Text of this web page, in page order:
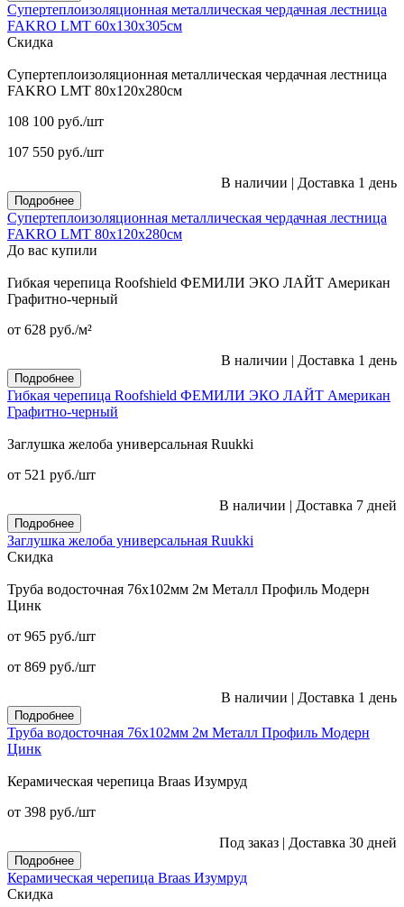
Супертеплоизоляционная металлическая чердачная лестница
FAKRO LMT 60х130х305см
Скидка
Супертеплоизоляционная металлическая чердачная лестница
FAKRO LMT 80х120х280см
108 100 руб./шт
107 550 руб./шт
В наличии | Доставка 1 день
Подробнее
Супертеплоизоляционная металлическая чердачная лестница
FAKRO LMT 80х120х280см
До вас купили
Гибкая черепица Roofshield ФЕМИЛИ ЭКО ЛАЙТ Американ
Графитно-черный
от 628 руб./м²
В наличии | Доставка 1 день
Подробнее
Гибкая черепица Roofshield ФЕМИЛИ ЭКО ЛАЙТ Американ
Графитно-черный
Заглушка желоба универсальная Ruukki
от 521 руб./шт
В наличии | Доставка 7 дней
Подробнее
Заглушка желоба универсальная Ruukki
Скидка
Труба водосточная 76x102мм 2м Металл Профиль Модерн
Цинк
от 965 руб./шт
от 869 руб./шт
В наличии | Доставка 1 день
Подробнее
Труба водосточная 76x102мм 2м Металл Профиль Модерн
Цинк
Керамическая черепица Braas Изумруд
от 398 руб./шт
Под заказ | Доставка 30 дней
Подробнее
Керамическая черепица Braas Изумруд
Скидка